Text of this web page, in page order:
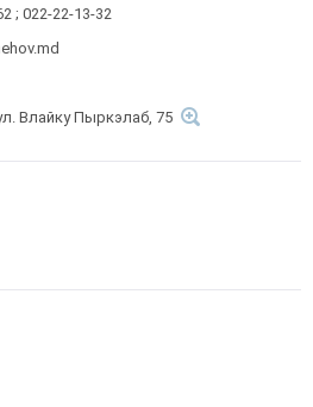
; 022-22-13-32
Влайку Пыркэлаб, 75